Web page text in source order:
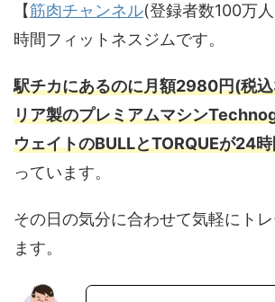
【筋肉チャンネル(登録者数100万
時間フィットネスジムです。
駅チカにあるのに月額2980円(税
リア製のプレミアムマシン
ウェイトのBULLとTORQUEが24
っています。
その日の気分に合わせて気軽にト
ます。